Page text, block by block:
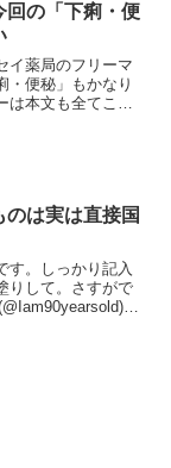
回の「下痢・便
イ薬局のフリーマ
・便秘」もかなり
本文も全てここ
は実は直接国
す。しっかり記入
りして。さすがで